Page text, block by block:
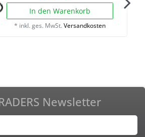
In den Warenkorb
* inkl. ges. MwSt. Versandkosten
Newsletter